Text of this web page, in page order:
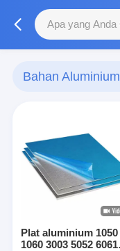
Bahan Aluminium
Plat aluminium 1050
1060 3003 5052 6061